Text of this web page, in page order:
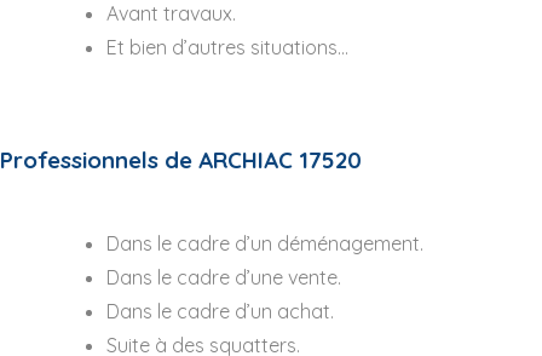
Avant travaux.
Et bien d’autres situations…
Professionnels de ARCHIAC 17520
Dans le cadre d’un déménagement.
Dans le cadre d’une vente.
Dans le cadre d’un achat.
Suite à des squatters.